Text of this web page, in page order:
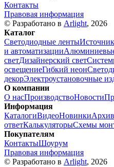
Контакты
Правовая информация
© Разработано в Arlight, 2026
Каталог
Светодиодные ленты
и автоматизации
светДизайнерский свет
освещениеГибкий неон
декорЭлектроустановочные
О компании
О насПроизводствоНовости
Информация
КаталогиВидеоНовинки
ответКалькуляторыСхемы
Покупателям
КонтактыШоурум
Правовая информация
© Разработано в Arlight, 2026